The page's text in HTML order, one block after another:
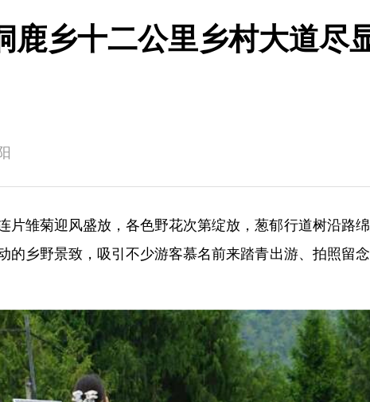
鹿乡十二公里乡村大道尽
片雏菊迎风盛放，各色野花次第绽放，葱郁行道树沿路
的乡野景致，吸引不少游客慕名前来踏青出游、拍照留